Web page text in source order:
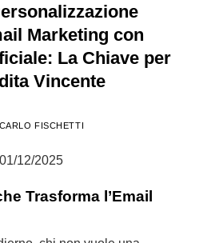
Marketing con
La Chiave per
Vincente
CARLO FISCHETTI
12/2025
Trasforma l’Email